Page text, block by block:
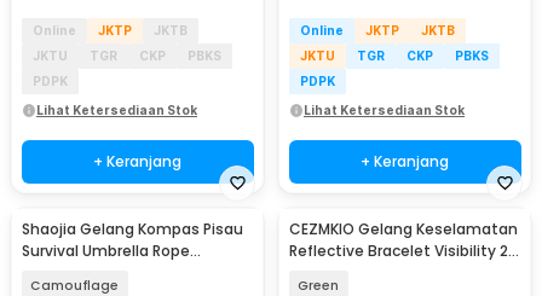
Online JKTP
JKTB
JKTU
TGR CKP
PBKS
PDPK
Lihat Ketersediaan Stok
+ Keranjang
Online JKTP
JKTB
JKTU
TGR CKP
PBKS
PDPK
Lihat Ketersediaan Stok
+ Keranjang
Shaojia Gelang Kompas Pisau
Survival Umbrella Rope
Camouflage
CEZMKIO Gelang Keselamatan
Reflective Bracelet Visibility 2
Green